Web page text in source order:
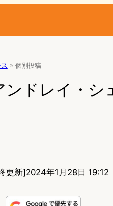
» 個別投稿
ドレイ・シ
更新]2024年1月28日 19:12